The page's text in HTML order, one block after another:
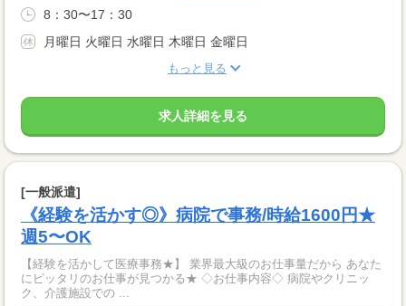
8：30〜17：30
月曜日 火曜日 水曜日 木曜日 金曜日
もっと見る
求人詳細を見る
[一般派遣]
《経験を活かす◎》病院で事務/時給1600円★
週5〜OK
【経験を活かして医療事務★】 業界最大級のお仕事量だから あなた
にピッタリのお仕事が見つかる★ ◇お仕事内容◇ 病院やクリニッ
ク、介護施設での ...